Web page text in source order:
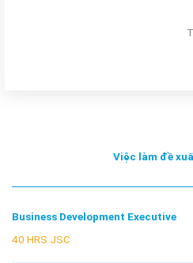
Việc làm đề
Business Development Executive
40 HRS JSC